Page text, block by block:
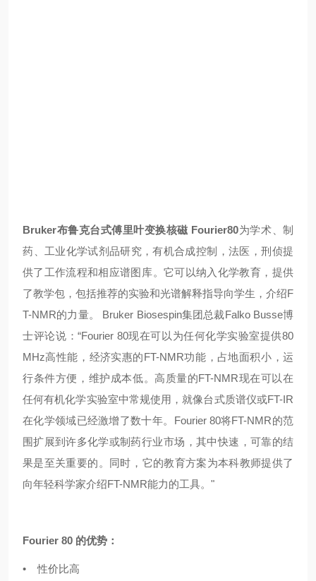
Bruker布鲁克台式傅里叶变换核磁 Fourier80为学术、制
药、工业化学试剂品研究，有机合成控制，法医，刑侦提
供了工作流程和相应谱图库。它可以纳入化学教育，提供
了教学包，包括推荐的实验和光谱解释指导向学生，介绍F
T-NMR的力量。 Bruker Biosespin集团总裁Falko Busse博
士评论说：“Fourier 80现在可以为任何化学实验室提供80
MHz高性能，经济实惠的FT-NMR功能，占地面积小，运
行条件方便，维护成本低。高质量的FT-NMR现在可以在
任何有机化学实验室中常规使用，就像台式质谱仪或FT-IR
在化学领域已经激增了数十年。Fourier 80将FT-NMR的范
围扩展到许多化学或制药行业市场，其中快速，可靠的结
果是至关重要的。同时，它的教育方案为本科教师提供了
向年轻科学家介绍FT-NMR能力的工具。"
Fourier 80 的优势：
• 性价比高